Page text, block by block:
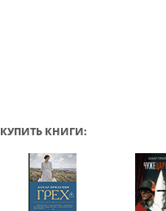
КУПИТЬ КНИГИ: